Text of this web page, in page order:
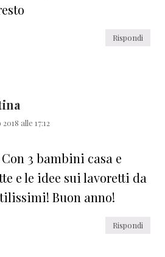
Rispondi
alle 17:12
3 bambini casa e
e le idee sui lavoretti da
Buon anno!
Rispondi